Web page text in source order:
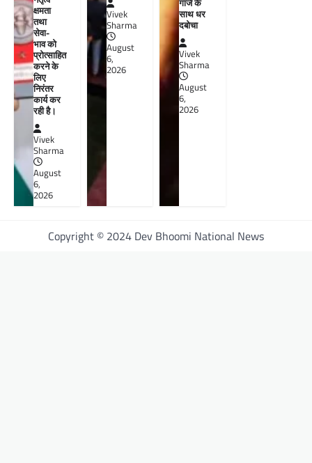
क्षमता
तथा
सेवा-
भाव को
प्रोत्साहित
करने के
लिए
निरंतर
कार्य कर
रही है।
Vivek
Sharma
August
6,
2026
Vivek
Sharma
August
6,
2026
गांजे के
साथ धर
दबोचा
Vivek
Sharma
August
6,
2026
Copyright © 2024 Dev Bhoomi National News